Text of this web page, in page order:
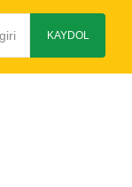
KAYDOL